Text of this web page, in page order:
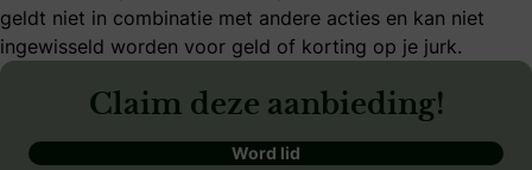
geldt niet in combinatie met andere acties en kan niet
ingewisseld worden voor geld of korting op je jurk.
Claim deze aanbieding!
Word lid